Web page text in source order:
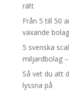
rätt
Från 5 till 50
växande bolag
5 svenska
miljardbolag
Så vet du att
lyssna på